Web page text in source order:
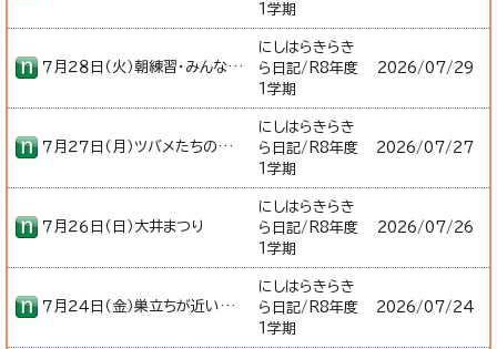
1学期
７月２８日（火）朝練習・みんなで絵を描こうの会・教育課程研究協議会
にしはらきらき
ら日記/R8年度
1学期
2026/07/29
７月２７日（月）ツバメたちの巣立ち・プレゼント
にしはらきらき
ら日記/R8年度
1学期
2026/07/27
７月２６日（日）大井まつり
にしはらきらき
ら日記/R8年度
1学期
2026/07/26
７月２４日（金）巣立ちが近いヒナ・サマースクール第２日目
にしはらきらき
ら日記/R8年度
1学期
2026/07/24